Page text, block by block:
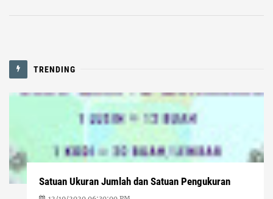
TRENDING
Satuan Ukuran Jumlah dan Satuan Pengukuran